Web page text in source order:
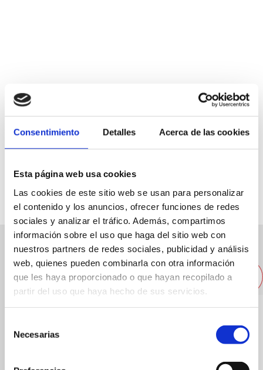
Consentimiento Detalles Acerca de las cookies
Esta página web usa cookies
Las cookies de este sitio web se usan para personalizar
el contenido y los anuncios, ofrecer funciones de redes
sociales y analizar el tráfico. Además, compartimos
información sobre el uso que haga del sitio web con
nuestros partners de redes sociales, publicidad y análisis
web, quienes pueden combinarla con otra información
que les haya proporcionado o que hayan recopilado a
partir del uso que haya hecho de sus servicios.
Necesarias
PArque Municipal Les Bassetes
658620787
Otros restaurantes cercanos